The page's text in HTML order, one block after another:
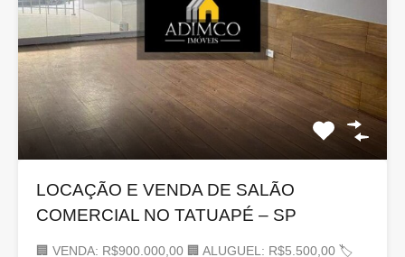
LOCAÇÃO E VENDA DE SALÃO
COMERCIAL NO TATUAPÉ – SP
🏢 VENDA: R$900.000,00 🏢 ALUGUEL: R$5.500,00 🏷